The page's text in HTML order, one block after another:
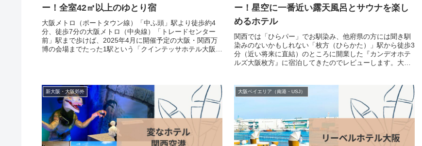
ー！全室42㎡以上のゆとり宿
大阪メトロ（ポートタウン線）「中ふ頭」駅より徒歩約4
分、徒歩7分の大阪メトロ（中央線）「トレードセンター
前」駅まで歩けば、2025年4月に開催予定の大阪・関西万
博の会場までたった1駅という「クインテッサホテル大阪ベ
ー！星空に一番近い露天風呂とサウナを楽し
めるホテル
関西では「ひらパー」でお馴染み、他府県の方には聞き馴
染みのないかもしれない「枚方（ひらかた）」駅から徒歩3
分（近い将来に直結）のところに開業した『カンデオホテ
ルズ大阪枚方』に宿泊してきたのでレビューします。大阪
新大阪・大阪郊外 大阪ベイエリア（南港・USJ）